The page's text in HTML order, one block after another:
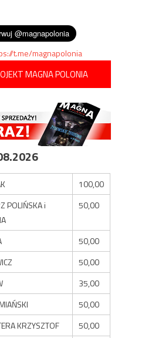
t.me/magnapolonia
MAGNA POLONIA
100,00
POLIŃSKA i
50,00
50,00
50,00
35,00
50,00
KRZYSZTOF
50,00